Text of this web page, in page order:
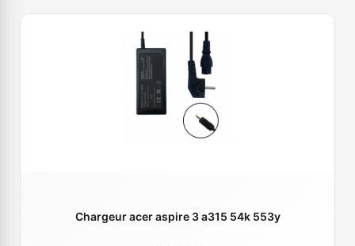
Chargeur acer aspire 3 a315 54k 553y